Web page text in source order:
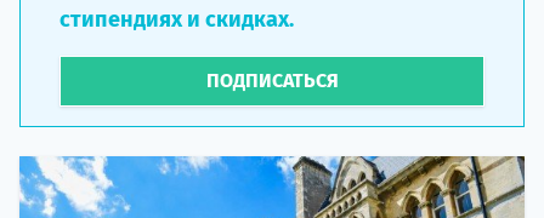
стипендиях и скидках.
ПОДПИСАТЬСЯ